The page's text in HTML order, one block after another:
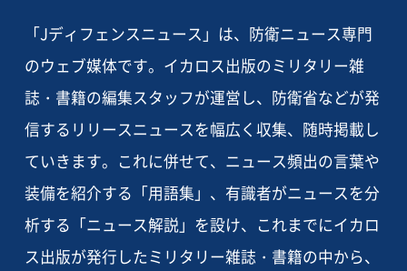
「Jディフェンスニュース」は、防衛ニュース専門
のウェブ媒体です。イカロス出版のミリタリー雑
誌・書籍の編集スタッフが運営し、防衛省などが発
信するリリースニュースを幅広く収集、随時掲載し
ていきます。これに併せて、ニュース頻出の言葉や
装備を紹介する「用語集」、有識者がニュースを分
析する「ニュース解説」を設け、これまでにイカロ
ス出版が発行したミリタリー雑誌・書籍の中から、